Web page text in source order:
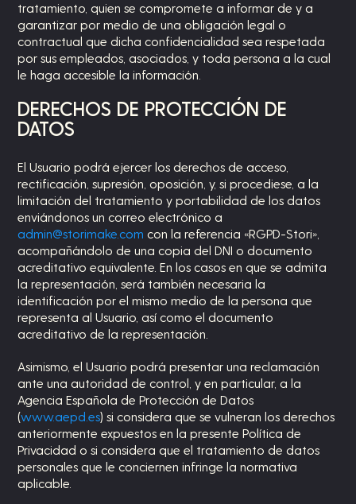
tratamiento, quien se compromete a informar de y a
garantizar por medio de una obligación legal o
contractual que dicha confidencialidad sea respetada
por sus empleados, asociados, y toda persona a la cual
le haga accesible la información.
DERECHOS DE PROTECCIÓN DE
DATOS
El Usuario podrá ejercer los derechos de acceso,
rectificación, supresión, oposición, y, si procediese, a la
limitación del tratamiento y portabilidad de los datos
enviándonos un correo electrónico a
admin@storimake.com con la referencia «RGPD-Stori»,
acompañándolo deuna copia del DNI o documento
acreditativo equivalente. En los casos en que se admita
la representación, será también necesaria la
identificación por el mismo medio de la persona que
representa al Usuario, así como el documento
acreditativo de la representación.
Asimismo, el Usuario podrá presentar una reclamación
ante una autoridad de control, y en particular, a la
Agencia Española de Protección de Datos
(www.aepd.es) si considera que se vulneran los derechos
anteriormente expuestos en la presente Política de
Privacidad o si considera que el tratamiento de datos
personales que le conciernen infringe la normativa
aplicable.